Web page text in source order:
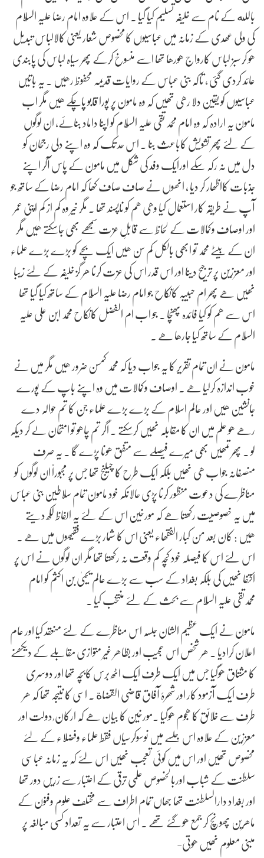
بالله کے نام سے خلیفہ تسلیم کیا گیا . اس کے علاوہ امام رضا علیہ السّلام
کی ولی عھدی کے زمانہ میں عباسیوں کامخصوص شعار یعنی کالالباس تبدیل
ھو کر سبز لباس کارواج ھورھا تھا اسے منسوخ کرکے پھر سیاہ لباس کی پابندی
عائد کردی گئی , تاکہ بنی عباس کے روایات قدیمہ محفوظ رھیں . یہ باتیں
عباسیوں کو یقین دلا رھی تھیں کہ وہ مامون پر پورا قابو پاچکے ھیں مگر اب
مامون یہ ارادہ کہ وہ امام محمد تقی علیہ السّلام کو اپنا داماد بنائے، ان لوگوں
کے لئے پھر تشویش کاباعث بنا . اس حد تک کہ وہ اپنے دلی رجحان کو
دل میں نہ رکہ سکے اورایک وفد کی شکل میں مامون کے پاس آکر اپنے
جذبات کااظھار کر دیا , انھوں نے صاف صاف کھا کہ امام رضا کے ساتھ جو
آپ نے طریقہ کار استعمال کیا وھی ھم کو ناپسند تھا . مگر خیر وہ کم از کم اپنی عمر
اور اوصاف وکمالات کے لحاظ سے قابلِ عزت سمجھے بھی جاسکتے ھیں مگر
ان کے بیٹے محمد تو ابھی بالکل کم سن ھیں ایک بچے کو بڑے بڑے علماء
اور معززین پر ترجیح دینا اور اس قدر اس کی عزت کرنا ھر گز خلیفہ کے لئے زیبا
نھیں ھے پھر ام حبیبہ کانکاح جو امام رضا علیہ السّلام کے ساتھ کیا گیا تھا
اس سے ھم کو کیا فائدہ پھنچا . جو اب ام الفضل کانکاح محمد ابن علی علیہ
السّلام کے ساتھ کیا جارھا ھے .
مامون نے ان تمام تقریر کا یہ جواب دیا کہ محمد کمسن ضرور ھیں مگر میں نے
خوب اندازہ کرلیا ھے . اوصاف وکمالات میں وہ اپنے باپ کے پورے
جانشین ھیں اور عالم اسلام کے بڑے بڑے علماء جن کا تم حوالہ دے
رھے ھو علم میں ان کا مقابلہ نھیں کرسکتے . اگر تم چاھو تو امتحان لے کر دیکہ
لو . پھر تمھیں بھی میرے فیصلے سے متفق ھونا پڑے گا . یہ صرف
منصفانہ جواب ھی نھیں بلکہ ایک طرح کا چیلنج تھا جس پر مجبوراً ان لوگوں کو
مناظرے کی دعوت منظور کرنا پڑی حالانکہ خود مامون تمام سلاطین بنی عباس
میں یہ خصوصیت رکھتا ھے کہ مورخین اس کے لئے یہ الفاظ لکھ دیتے
ھیں : کان بعد من کبار الفقھاء یعنی اس کا شمار بڑے فقیھوں میں ھے .
اس لئے اس کا فیصلہ خود کچہ کم وقعت نہ رکھتا تھا مگر ان لوگوں نے اس پر
اکتفا نھیں کی بلکہ بغداد کے سب سے بڑے عالم یحییٰ بن اکثم کو امام
محمدتقی علیہ السّلام سے بحث کے لئے منتخب کیا .
مامون نے ایک عظیم الشان جلسہ اس مناظرے کے لئے منعقد کیا اور عام
اعلان کرادیا . ھر شخص اس عجیب اور بظاھر غیر متوازی مقابلے کے دیکھنے
کا مشتاق ھوگیا جس میں ایک طرف ایک اٹھ برس کابچہ تھا اور دوسری
طرف ایک آزمود کار اور شھرۂ آفاق قاضی القضاة . اسی کا نتیجہ تھا کہ ھر
طرف سے خلائق کا ھجوم ھوگیا .مورخین کا بیان ھے کہ ارکان ُ دولت اور
معززین کے علاوہ اس جلسے میں نوسوکرسیاں فقط علماء وفضلاء کے لئے
مخصوص تھیں اور اس میں کوئی تعجب نھیں اس لئے کہ یہ زمانہ عباسی
سلطنت کے شباب اوربالخصوص علمی ترقی کے اعتبار سے زریں دور تھا
اور بغداد دارالسلطنت تھا جھاں تمام اطراف سے مختلف علوم وفنون کے
ماھرین پھونچ کر جمع ھوگئے تھے . اس اعتبار سے یہ تعداد کسی مبالغہ پر
مبنی معلوم نھیں ھوتی-